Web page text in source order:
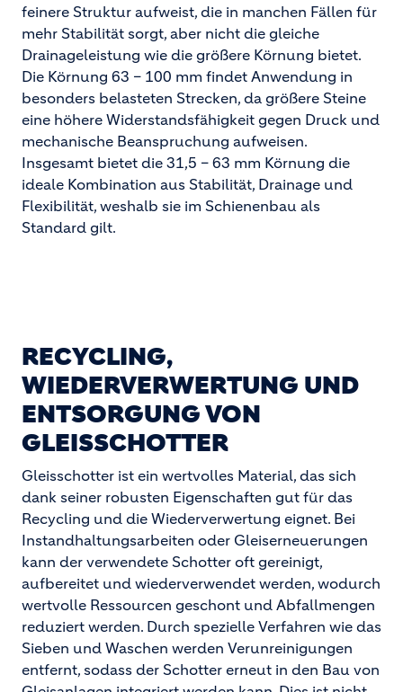
feinere Struktur aufweist, die in manchen Fällen für
mehr Stabilität sorgt, aber nicht die gleiche
Drainageleistung wie die größere Körnung bietet.
Die Körnung 63 – 100 mm findet Anwendung in
besonders belasteten Strecken, da größere Steine
eine höhere Widerstandsfähigkeit gegen Druck und
mechanische Beanspruchung aufweisen.
Insgesamt bietet die 31,5 – 63 mm Körnung die
ideale Kombination aus Stabilität, Drainage und
Flexibilität, weshalb sie im Schienenbau als
Standard gilt.
RECYCLING,
WIEDERVERWERTUNG UND
ENTSORGUNG VON
GLEISSCHOTTER
Gleisschotter ist ein wertvolles Material, das sich
dank seiner robusten Eigenschaften gut für das
Recycling und die Wiederverwertung eignet. Bei
Instandhaltungsarbeiten oder Gleiserneuerungen
kann der verwendete Schotter oft gereinigt,
aufbereitet und wiederverwendet werden, wodurch
wertvolle Ressourcen geschont und Abfallmengen
reduziert werden. Durch spezielle Verfahren wie das
Sieben und Waschen werden Verunreinigungen
entfernt, sodass der Schotter erneut in den Bau von